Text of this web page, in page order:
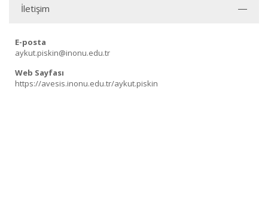
İletişim
E-posta
aykut.piskin@inonu.edu.tr
Web Sayfası
https://avesis.inonu.edu.tr/aykut.piskin